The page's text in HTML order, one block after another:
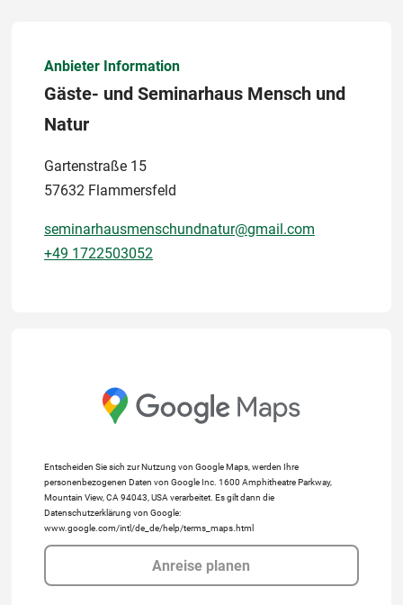
Anbieter Information
Gäste- und Seminarhaus Mensch und
Natur
Gartenstraße 15
57632 Flammersfeld
seminarhausmenschundnatur@gmail.com
+49 1722503052
Entscheiden Sie sich zur Nutzung von Google Maps, werden Ihre
personenbezogenen Daten von Google Inc. 1600 Amphitheatre Parkway,
Mountain View, CA 94043, USA verarbeitet. Es gilt dann die
Datenschutzerklärung von Google:
www.google.com/intl/de_de/help/terms_maps.html
Anreise planen